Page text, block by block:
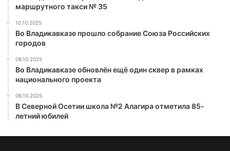
маршрутного такси № 35
10.10.2025
Во Владикавказе прошло собрание Союза Российских
городов
08.10.2025
Во Владикавказе обновлён ещё один сквер в рамках
национального проекта
06.10.2025
В Северной Осетии школа №2 Алагира отметила 85-
летний юбилей